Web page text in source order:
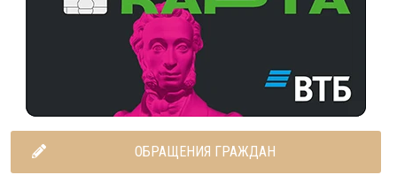
ОБРАЩЕНИЯ ГРАЖДАН